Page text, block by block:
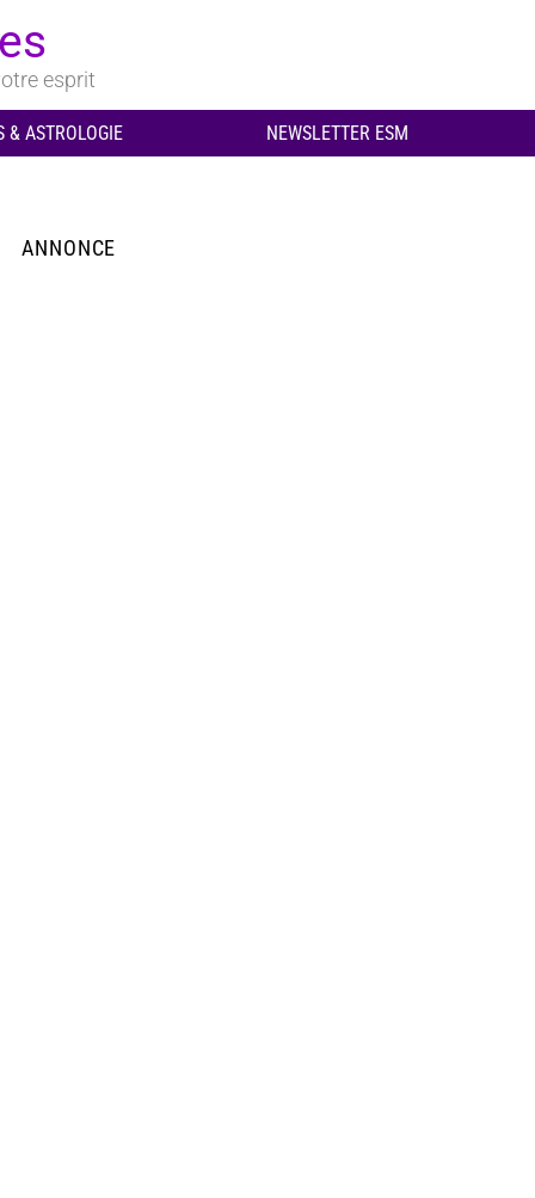
esprit
& ASTROLOGIE NEWSLETTER ESM
ANNONCE